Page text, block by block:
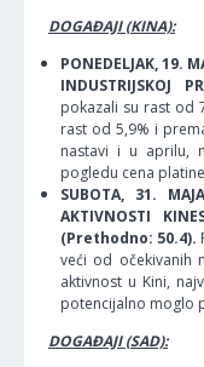
DOGAĐAJI (KINA):
PONEDELJAK, 19.
INDUSTRIJSKOJ
pokazali su rast od
rast od 5,9% i
nastavi i u aprilu,
pogledu cena
SUBOTA, 31.
AKTIVNOSTI
(Prethodno: 50.4).
veći od očekivanih
aktivnost u Kini,
potencijalno moglo
DOGAĐAJI (SAD):